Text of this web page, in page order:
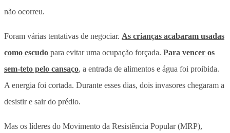
não ocorreu.
Foram várias tentativas de negociar. As crianças acabaram usadas
como escudo para evitar uma ocupação forçada. Para vencer os
sem-teto pelo cansaço, a entrada de alimentos e água foi proibida.
A energia foi cortada. Durante esses dias, dois invasores chegaram a
desistir e sair do prédio.
Mas os líderes do Movimento da Resistência Popular (MRP),